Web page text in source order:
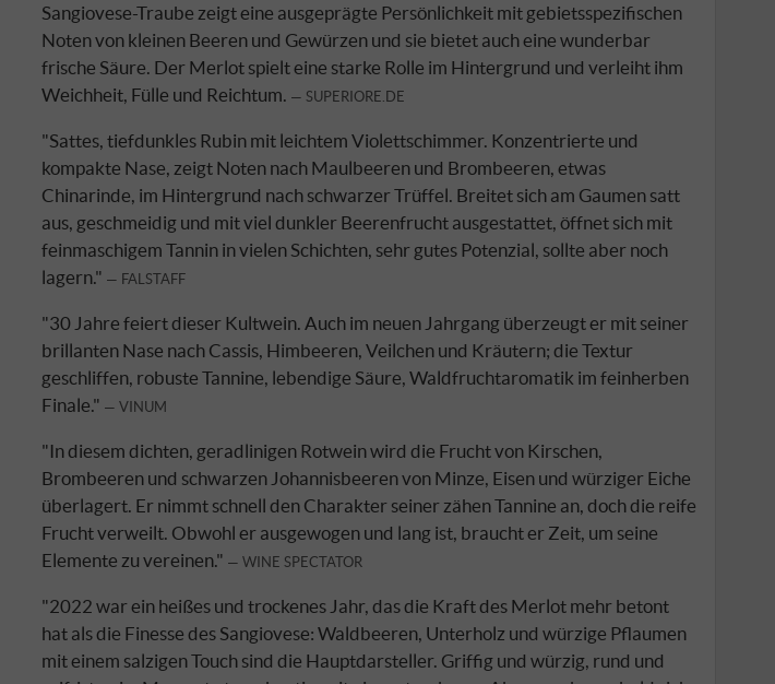
Sangiovese-Traube zeigt eine ausgeprägte Persönlichkeit mit gebietsspezifischen
Noten von kleinen Beeren und Gewürzen und sie bietet auch eine wunderbar
frische Säure. Der Merlot spielt eine starke Rolle im Hintergrund und verleiht ihm
Weichheit, Fülle und Reichtum.
SUPERIORE.DE
"Sattes, tiefdunkles Rubin mit leichtem Violettschimmer. Konzentrierte und
kompakte Nase, zeigt Noten nach Maulbeeren und Brombeeren, etwas
Chinarinde, im Hintergrund nach schwarzer Trüffel. Breitet sich am Gaumen satt
aus, geschmeidig und mit viel dunkler Beerenfrucht ausgestattet, öffnet sich mit
feinmaschigem Tannin in vielen Schichten, sehr gutes Potenzial, sollte aber noch
lagern."
FALSTAFF
"30 Jahre feiert dieser Kultwein. Auch im neuen Jahrgang überzeugt er mit seiner
brillanten Nase nach Cassis, Himbeeren, Veilchen und Kräutern; die Textur
geschliffen, robuste Tannine, lebendige Säure, Waldfruchtaromatik im feinherben
Finale."
VINUM
"In diesem dichten, geradlinigen Rotwein wird die Frucht von Kirschen,
Brombeeren und schwarzen Johannisbeeren von Minze, Eisen und würziger Eiche
überlagert. Er nimmt schnell den Charakter seiner zähen Tannine an, doch die reife
Frucht verweilt. Obwohl er ausgewogen und lang ist, braucht er Zeit, um seine
Elemente zu vereinen."
WINE SPECTATOR
"2022 war ein heißes und trockenes Jahr, das die Kraft des Merlot mehr betont
hat als die Finesse des Sangiovese: Waldbeeren, Unterholz und würzige Pflaumen
mit einem salzigen Touch sind die Hauptdarsteller. Griffig und würzig, rund und